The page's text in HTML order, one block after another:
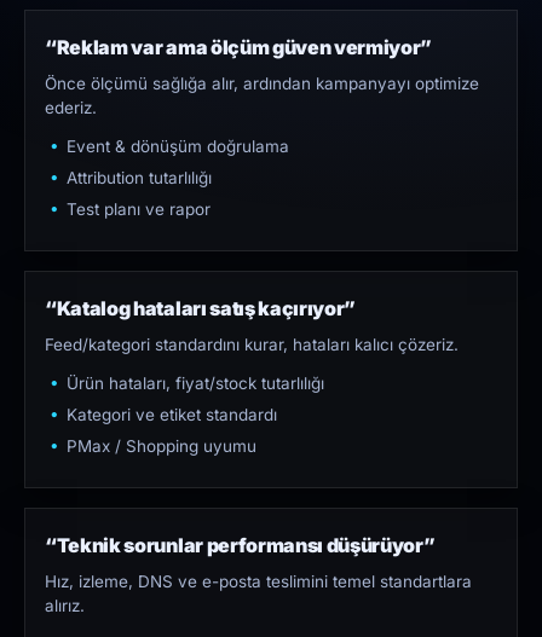
“Reklam var ama ölçüm güven vermiyor”
Önce ölçümü sağlığa alır, ardından kampanyayı optimize
ederiz.
Event & dönüşüm doğrulama
Attribution tutarlılığı
Test planı ve rapor
“Katalog hataları satış kaçırıyor”
Feed/kategori standardını kurar, hataları kalıcı çözeriz.
Ürün hataları, fiyat/stock tutarlılığı
Kategori ve etiket standardı
PMax / Shopping uyumu
“Teknik sorunlar performansı düşürüyor”
Hız, izleme, DNS ve e-posta teslimini temel standartlara
alırız.